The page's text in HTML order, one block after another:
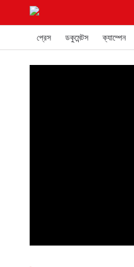
প্রেস ডকুমেন্টস ক্যাম্পেন